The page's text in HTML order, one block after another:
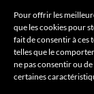
Pour offrir les
que les cookies pour
fait de consentir à ces
telles que le
ne pas consentir ou
certaines
LE
JOLT